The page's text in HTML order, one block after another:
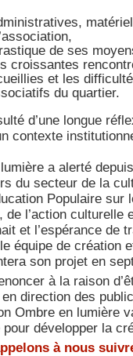
de ses
croissantes
et les
du quartier.
d’une longue
contexte
a alerté
du secteur de la
Populaire
de l’action culturelle
et l’espérance de
équipe de création
son projet en
à la raison
direction des
Ombre en lumière
développer la
à nous